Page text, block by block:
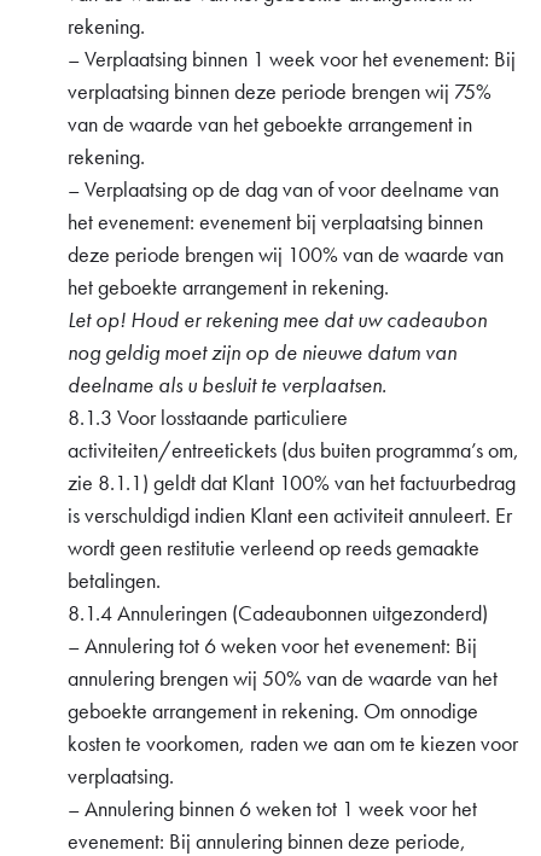
rekening.
– Verplaatsing binnen 1 week voor het evenement: Bij
verplaatsing binnen deze periode brengen wij 75%
van de waarde van het geboekte arrangement in
rekening.
– Verplaatsing op de dag van of voor deelname van
het evenement: evenement bij verplaatsing binnen
deze periode brengen wij 100% van de waarde van
het geboekte arrangement in rekening.
Let op! Houd er rekening mee dat uw cadeaubon
nog geldig moet zijn op de nieuwe datum van
deelname als u besluit te verplaatsen.
8.1.3 Voor losstaande particuliere
activiteiten/entreetickets (dus buiten programma’s om,
zie 8.1.1) geldt dat Klant 100% van het factuurbedrag
is verschuldigd indien Klant een activiteit annuleert. Er
wordt geen restitutie verleend op reeds gemaakte
betalingen.
8.1.4 Annuleringen (Cadeaubonnen uitgezonderd)
– Annulering tot 6 weken voor het evenement: Bij
annulering brengen wij 50% van de waarde van het
geboekte arrangement in rekening. Om onnodige
kosten te voorkomen, raden we aan om te kiezen voor
verplaatsing.
– Annulering binnen 6 weken tot 1 week voor het
evenement: Bij annulering binnen deze periode,